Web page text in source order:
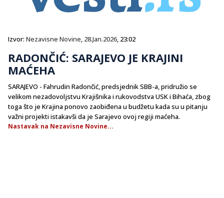
Izvor: Nezavisne Novine, 28.Jan.2026, 23:02
RADONČIĆ: SARAJEVO JE KRAJINI
MAĆEHA
SARAJEVO - Fahrudin Radončić, predsjednik SBB-a, pridružio se
velikom nezadovoljstvu Krajišnika i rukovodstva USK i Bihaća, zbog
toga što je Krajina ponovo zaobiđena u budžetu kada su u pitanju
važni projekti istakavši da je Sarajevo ovoj regiji maćeha.
Nastavak na Nezavisne Novine...